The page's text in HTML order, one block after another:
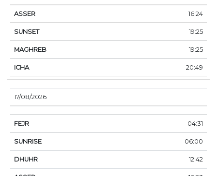
16:24
19:25
19:25
20:49
17/08/2026
04:31
06:00
12:42